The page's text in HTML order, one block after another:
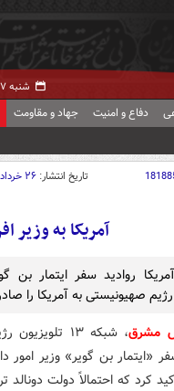
شنبه ۱۷ مرداد ۱۴۰۵ -
دفاع و امنیت جهاد و مقاومت
تاریخ انتشار: ۲۶ خرداد ۱۴۰۵ - ۰۹:۳۲
آمریکا به وزیر
روادید سفر ایتمار بن
صهیونیستی به آمریکا را
مشرق
، شبکه ۱۳
«ایتمار بن گویر» وزیر
کرد که احتمالاً دولت دونالد